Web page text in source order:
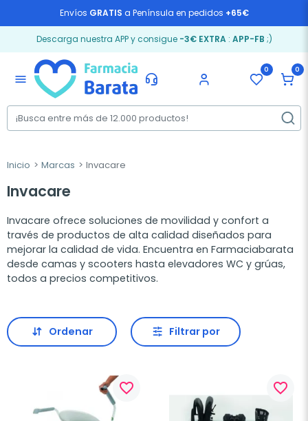
Envíos GRATIS a Península en pedidos +65€
Descarga nuestra APP y consigue -3€ EXTRA: APP-FB ;)
menu
0 0
Inicio Marcas Invacare
Invacare
Invacare ofrece soluciones de movilidad y confort a
través de productos de alta calidad diseñados para
mejorar la calidad de vida. Encuentra en Farmaciabarata
desde camas y scooters hasta elevadores WC y grúas,
todos a precios competitivos.
Ordenar Filtrar por
favorite_border favorite_border